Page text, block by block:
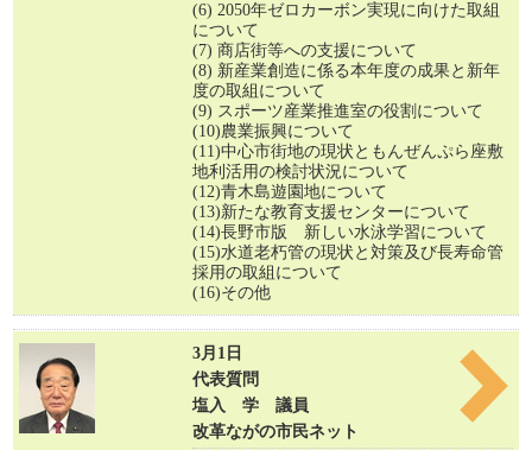
(6) 2050年ゼロカーボン実現に向けた取組
について
(7) 商店街等への支援について
(8) 新産業創造に係る本年度の成果と新年
度の取組について
(9) スポーツ産業推進室の役割について
(10)農業振興について
(11)中心市街地の現状ともんぜんぷら座敷
地利活用の検討状況について
(12)青木島遊園地について
(13)新たな教育支援センターについて
(14)長野市版 新しい水泳学習について
(15)水道老朽管の現状と対策及び長寿命管
採用の取組について
(16)その他
3月1日
代表質問
塩入 学 議員
改革ながの市民ネット